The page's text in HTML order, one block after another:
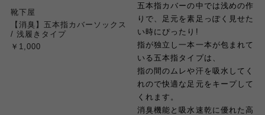
靴下屋
【消臭】五本指カバーソックス
/ 浅履きタイプ
￥1,000
五本指カバーの中では浅めの作
りで、足元を素足っぽく見せた
い時にぴったり!
指が独立し一本一本が包まれて
いる五本指タイプは、
指の間のムレや汗を吸水してく
れので快適な足元をキープして
くれます。
消臭機能と吸水速乾に優れた高